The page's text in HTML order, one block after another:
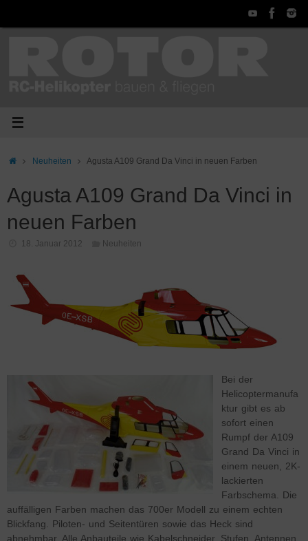
StartNeuheiten Agusta A109 Grand Da Vinci in neuen Farben
Agusta A109 Grand Da Vinci in
neuen Farben
18. Januar 2012 Neuheiten
Bei der
Helicoptermanufa
ktur gibt es ab
sofort einen
Rumpf der A109
Grand Da Vinci in
einem neuen, 2K-
lackierten
Farbschema. Die
auffälligen Farben machen das 700er Modell zu einem echten
Blickfang. Piloten- und Seitentüren sowie das Heck sind
abnehmbar. Alle Anbauteile wie Kabelschneider, Stufen, Antennen,